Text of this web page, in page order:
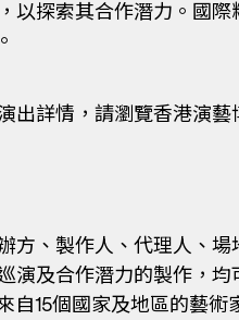
探索其合作潛力。國際
出詳情，請瀏覽香港演
方、製作人、代理人、
演及合作潛力的製作，
15個國家及地區的藝術